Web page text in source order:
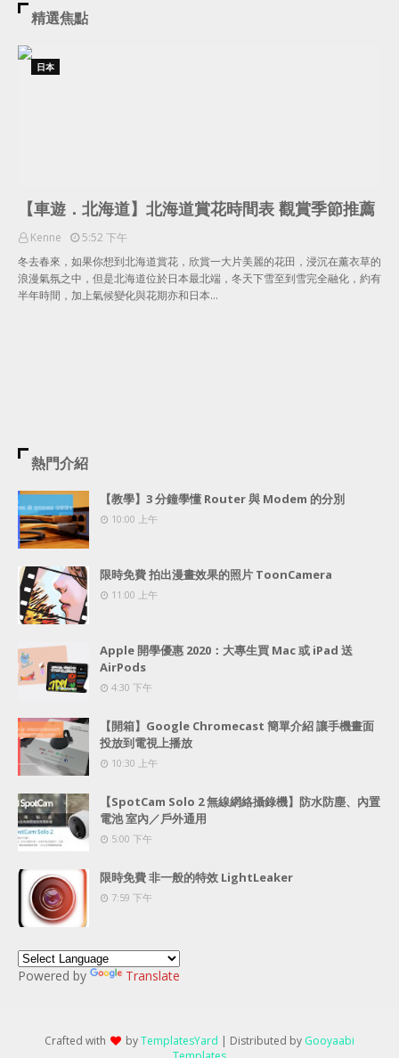
精選焦點
日本
【車遊．北海道】北海道賞花時間表 觀賞季節推薦
Kenne
5:52 下午
冬去春來，如果你想到北海道賞花，欣賞一大片美麗的花田，浸沉在薰衣草的
浪漫氣氛之中，但是北海道位於日本最北端，冬天下雪至到雪完全融化，約有
半年時間，加上氣候變化與花期亦和日本…
熱門介紹
【教學】3 分鐘學懂 Router 與 Modem 的分別
10:00 上午
限時免費 拍出漫畫效果的照片 ToonCamera
11:00 上午
Apple 開學優惠 2020：大專生買 Mac 或 iPad 送
AirPods
4:30 下午
【開箱】Google Chromecast 簡單介紹 讓手機畫面
投放到電視上播放
10:30 上午
【SpotCam Solo 2 無線網絡攝錄機】防水防塵、內置
電池 室內／戶外通用
5:00 下午
限時免費 非一般的特效 LightLeaker
7:59 下午
Powered by Translate
Crafted with byTemplatesYard | Distributed by Gooyaabi